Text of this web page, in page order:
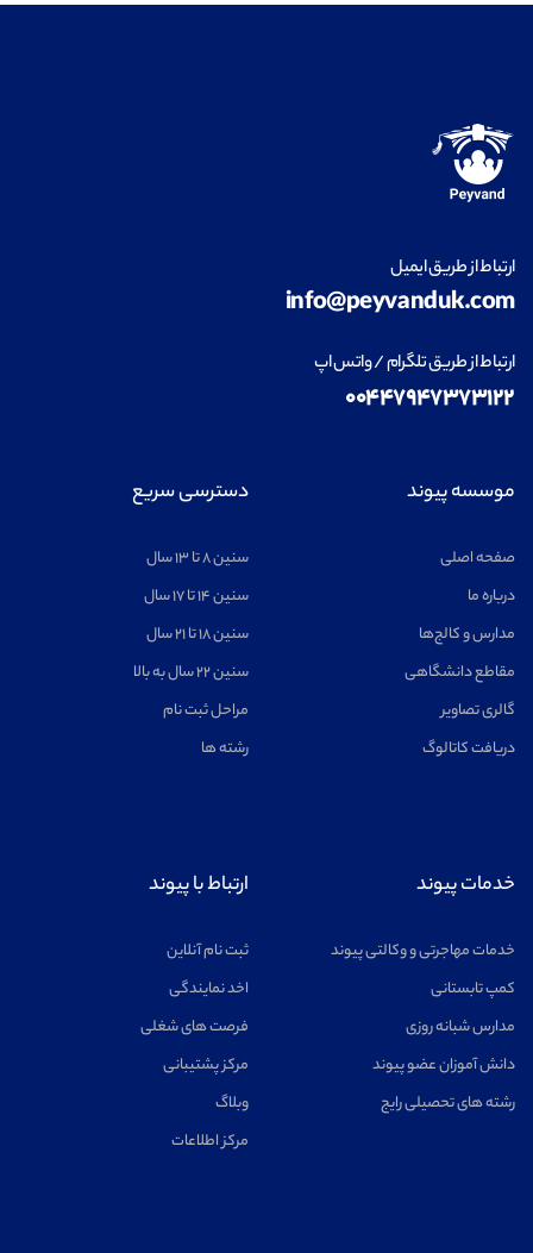
ارتباط از طریق ایمیل
info@peyvanduk.com
ارتباط از طریق تلگرام / واتس اپ
۰۰۴۴۷۹۴۷۳۷۳۱۲۲
موسسه پیوند
صفحه اصلی
درباره ما
مدارس و کالج‌ها
مقاطع دانشگاهی
گالری تصاویر
دریافت کاتالوگ
دسترسی سریع
سنین ۸ تا ۱۳ سال
سنین ۱۴ تا ۱۷ سال
سنین ۱۸ تا ۲۱ سال
سنین ۲۲ سال به بالا
مراحل ثبت نام
رشته ها
خدمات پیوند
خدمات مهاجرتی و وکالتی پیوند
کمپ تابستانی
مدارس شبانه روزی
دانش آموزان عضو پیوند
رشته های تحصیلی رایج
ارتباط با پیوند
ثبت نام آنلاین
اخد نمایندگی
فرصت های شغلی
مرکز پشتیبانی
وبلاگ
مرکز اطلاعات